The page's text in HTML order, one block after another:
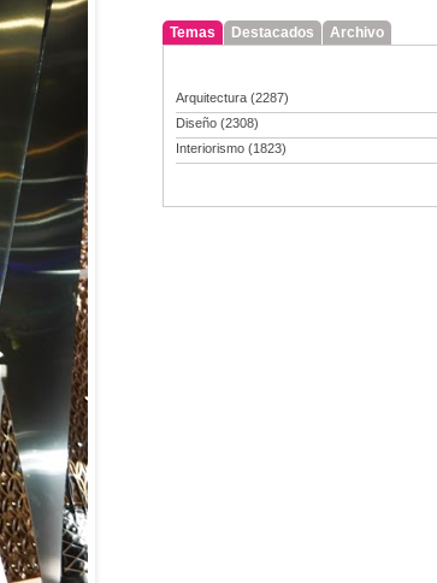
Temas Destacados Archivo
Arquitectura (2287)
Diseño (2308)
Interiorismo (1823)